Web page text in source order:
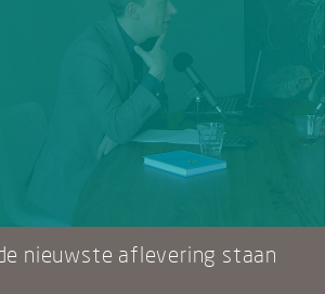
op deze pagina
aangeraden door
podcastmaker Tjip
de Jong
nieuwste aflevering staan